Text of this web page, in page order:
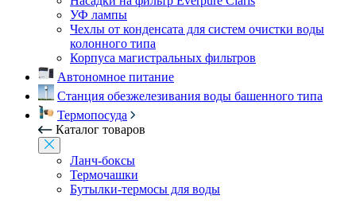
УФ лампы
Чехлы от конденсата для систем очистки воды
колонного типа
Корпуса магистральных фильтров
Автономное питание
Станция обезжелезивания воды башенного типа
Термопосуда
Каталог товаров
Ланч-боксы
Термочашки
Бутылки-термосы для воды